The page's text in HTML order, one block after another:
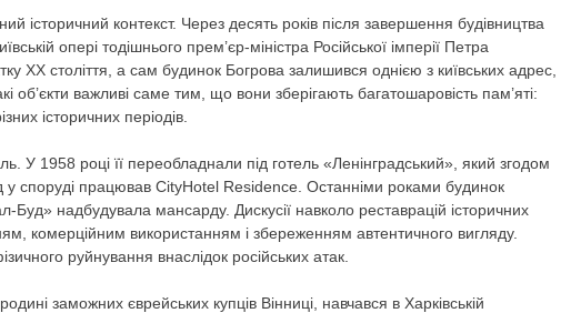
історичний контекст. Через десять років після завершення будівництва
опері тодішнього прем’єр-міністра Російської імперії Петра
ХХ століття, а сам будинок Богрова залишився однією з київських адрес,
об’єкти важливі саме тим, що вони зберігають багатошаровість пам’яті:
історичних періодів.
У 1958 році її переобладнали під готель «Ленінградський», який згодом
у споруді працював CityHotel Residence. Останніми роками будинок
Буд» надбудувала мансарду. Дискусії навколо реставрацій історичних
комерційним використанням і збереженням автентичного вигляду.
руйнування внаслідок російських атак.
заможних єврейських купців Вінниці, навчався в Харківській